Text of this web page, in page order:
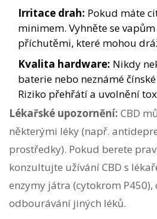
Irritace drah: Pokud máte
minimem. Vyhněte se
příchutěmi, které mohou
Kvalita hardware: Nikdy
baterie nebo neznámé čínské
Riziko přehřátí a uvolnění
Lékařské upozornění: CBD
některými léky (např.
prostředky). Pokud berete
konzultujte užívání CBD s
enzymy játra (cytokrom
odbourávání jiných léků.